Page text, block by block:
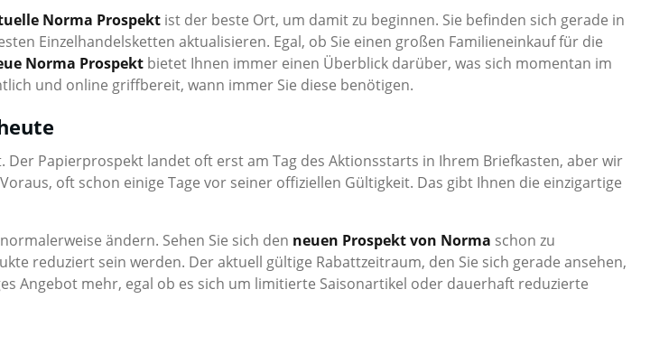
Norma Prospekt ist der beste Ort, um damit zu beginnen. Sie befinden sich gerade in
Einzelhandelsketten aktualisieren. Egal, ob Sie einen großen Familieneinkauf für die
Norma Prospekt bietet Ihnen immer einen Überblick darüber, was sich momentan im
und online griffbereit, wann immer Sie diese benötigen.
Papierprospekt landet oft erst am Tag des Aktionsstarts in Ihrem Briefkasten, aber wir
oft schon einige Tage vor seiner offiziellen Gültigkeit. Das gibt Ihnen die einzigartige
ändern. Sehen Sie sich den neuen Prospekt von Norma schon zu
reduziert sein werden. Der aktuell gültige Rabattzeitraum, den Sie sich gerade ansehen,
Angebot mehr, egal ob es sich um limitierte Saisonartikel oder dauerhaft reduzierte